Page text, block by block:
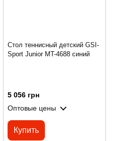
Стол теннисный детский GSI-
Sport Junior MT-4688 синий
5 056 грн
Оптовые цены
Купить